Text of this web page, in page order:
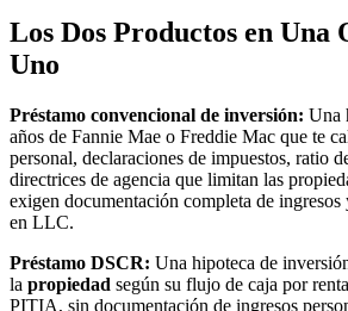
Los Dos Productos en Una
Uno
Préstamo convencional de inversión: Una
años de Fannie Mae o Freddie Mac que te
personal, declaraciones de impuestos, ratio
directrices de agencia que limitan las
exigen documentación completa de
en LLC.
Préstamo DSCR: Una hipoteca de
la propiedad según su flujo de caja por
PITIA, sin documentación de ingresos